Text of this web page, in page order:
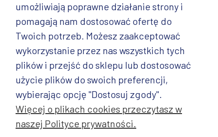
INFORMACJE
PRODUKTY CD.
POZOSTAŁE
umożliwiają poprawne działanie strony i
pomagają nam dostosować ofertę do
Twoich potrzeb. Możesz zaakceptować
wykorzystanie przez nas wszystkich tych
plików i przejść do sklepu lub dostosować
użycie plików do swoich preferencji,
wybierając opcję "Dostosuj zgody".
Więcej o plikach cookies przeczytasz w
naszej Polityce prywatności.